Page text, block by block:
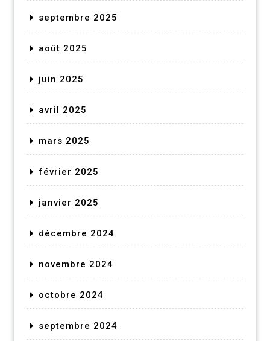
septembre 2025
août 2025
juin 2025
avril 2025
mars 2025
février 2025
janvier 2025
décembre 2024
novembre 2024
octobre 2024
septembre 2024